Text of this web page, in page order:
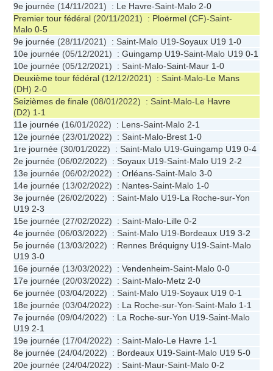
9e journée (14/11/2021) : Le Havre-Saint-Malo 2-0
Premier tour fédéral (20/11/2021) : Ploërmel (CF)-Saint-
Malo 0-5
9e journée (28/11/2021) : Saint-Malo U19-Soyaux U19 1-0
10e journée (05/12/2021) : Guingamp U19-Saint-Malo U19 0-1
10e journée (05/12/2021) : Saint-Malo-Saint-Maur 1-0
Deuxième tour fédéral (12/12/2021) : Saint-Malo-Le Mans
(DH) 2-0
Seizièmes de finale (08/01/2022) : Saint-Malo-Le Havre
(D2) 1-1
11e journée (16/01/2022) : Lens-Saint-Malo 2-1
12e journée (23/01/2022) : Saint-Malo-Brest 1-0
1re journée (30/01/2022) : Saint-Malo U19-Guingamp U19 0-4
2e journée (06/02/2022) : Soyaux U19-Saint-Malo U19 2-2
13e journée (06/02/2022) : Orléans-Saint-Malo 3-0
14e journée (13/02/2022) : Nantes-Saint-Malo 1-0
3e journée (26/02/2022) : Saint-Malo U19-La Roche-sur-Yon
U19 2-3
15e journée (27/02/2022) : Saint-Malo-Lille 0-2
4e journée (06/03/2022) : Saint-Malo U19-Bordeaux U19 3-2
5e journée (13/03/2022) : Rennes Bréquigny U19-Saint-Malo
U19 3-0
16e journée (13/03/2022) : Vendenheim-Saint-Malo 0-0
17e journée (20/03/2022) : Saint-Malo-Metz 2-0
6e journée (03/04/2022) : Saint-Malo U19-Soyaux U19 0-1
18e journée (03/04/2022) : La Roche-sur-Yon-Saint-Malo 1-1
7e journée (09/04/2022) : La Roche-sur-Yon U19-Saint-Malo
U19 2-1
19e journée (17/04/2022) : Saint-Malo-Le Havre 1-1
8e journée (24/04/2022) : Bordeaux U19-Saint-Malo U19 5-0
20e journée (24/04/2022) : Saint-Maur-Saint-Malo 0-2